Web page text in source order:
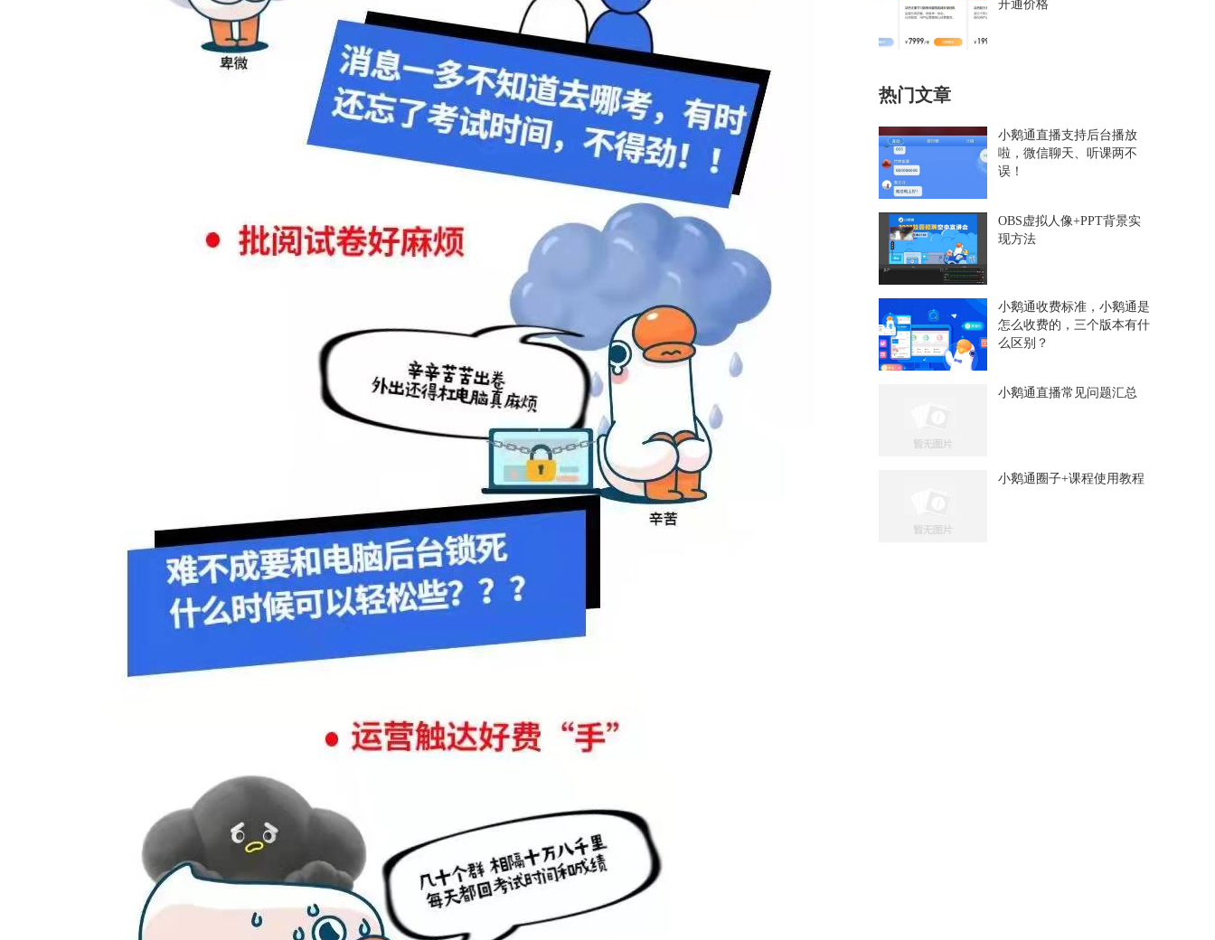
开通价格
热门文章
小鹅通直播支持后台播放
啦，微信聊天、听课两不
误！
OBS虚拟人像+PPT背景实
现方法
小鹅通收费标准，小鹅通是
怎么收费的，三个版本有什
么区别？
小鹅通直播常见问题汇总
小鹅通圈子+课程使用教程